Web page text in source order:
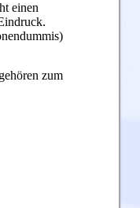
einen
zum